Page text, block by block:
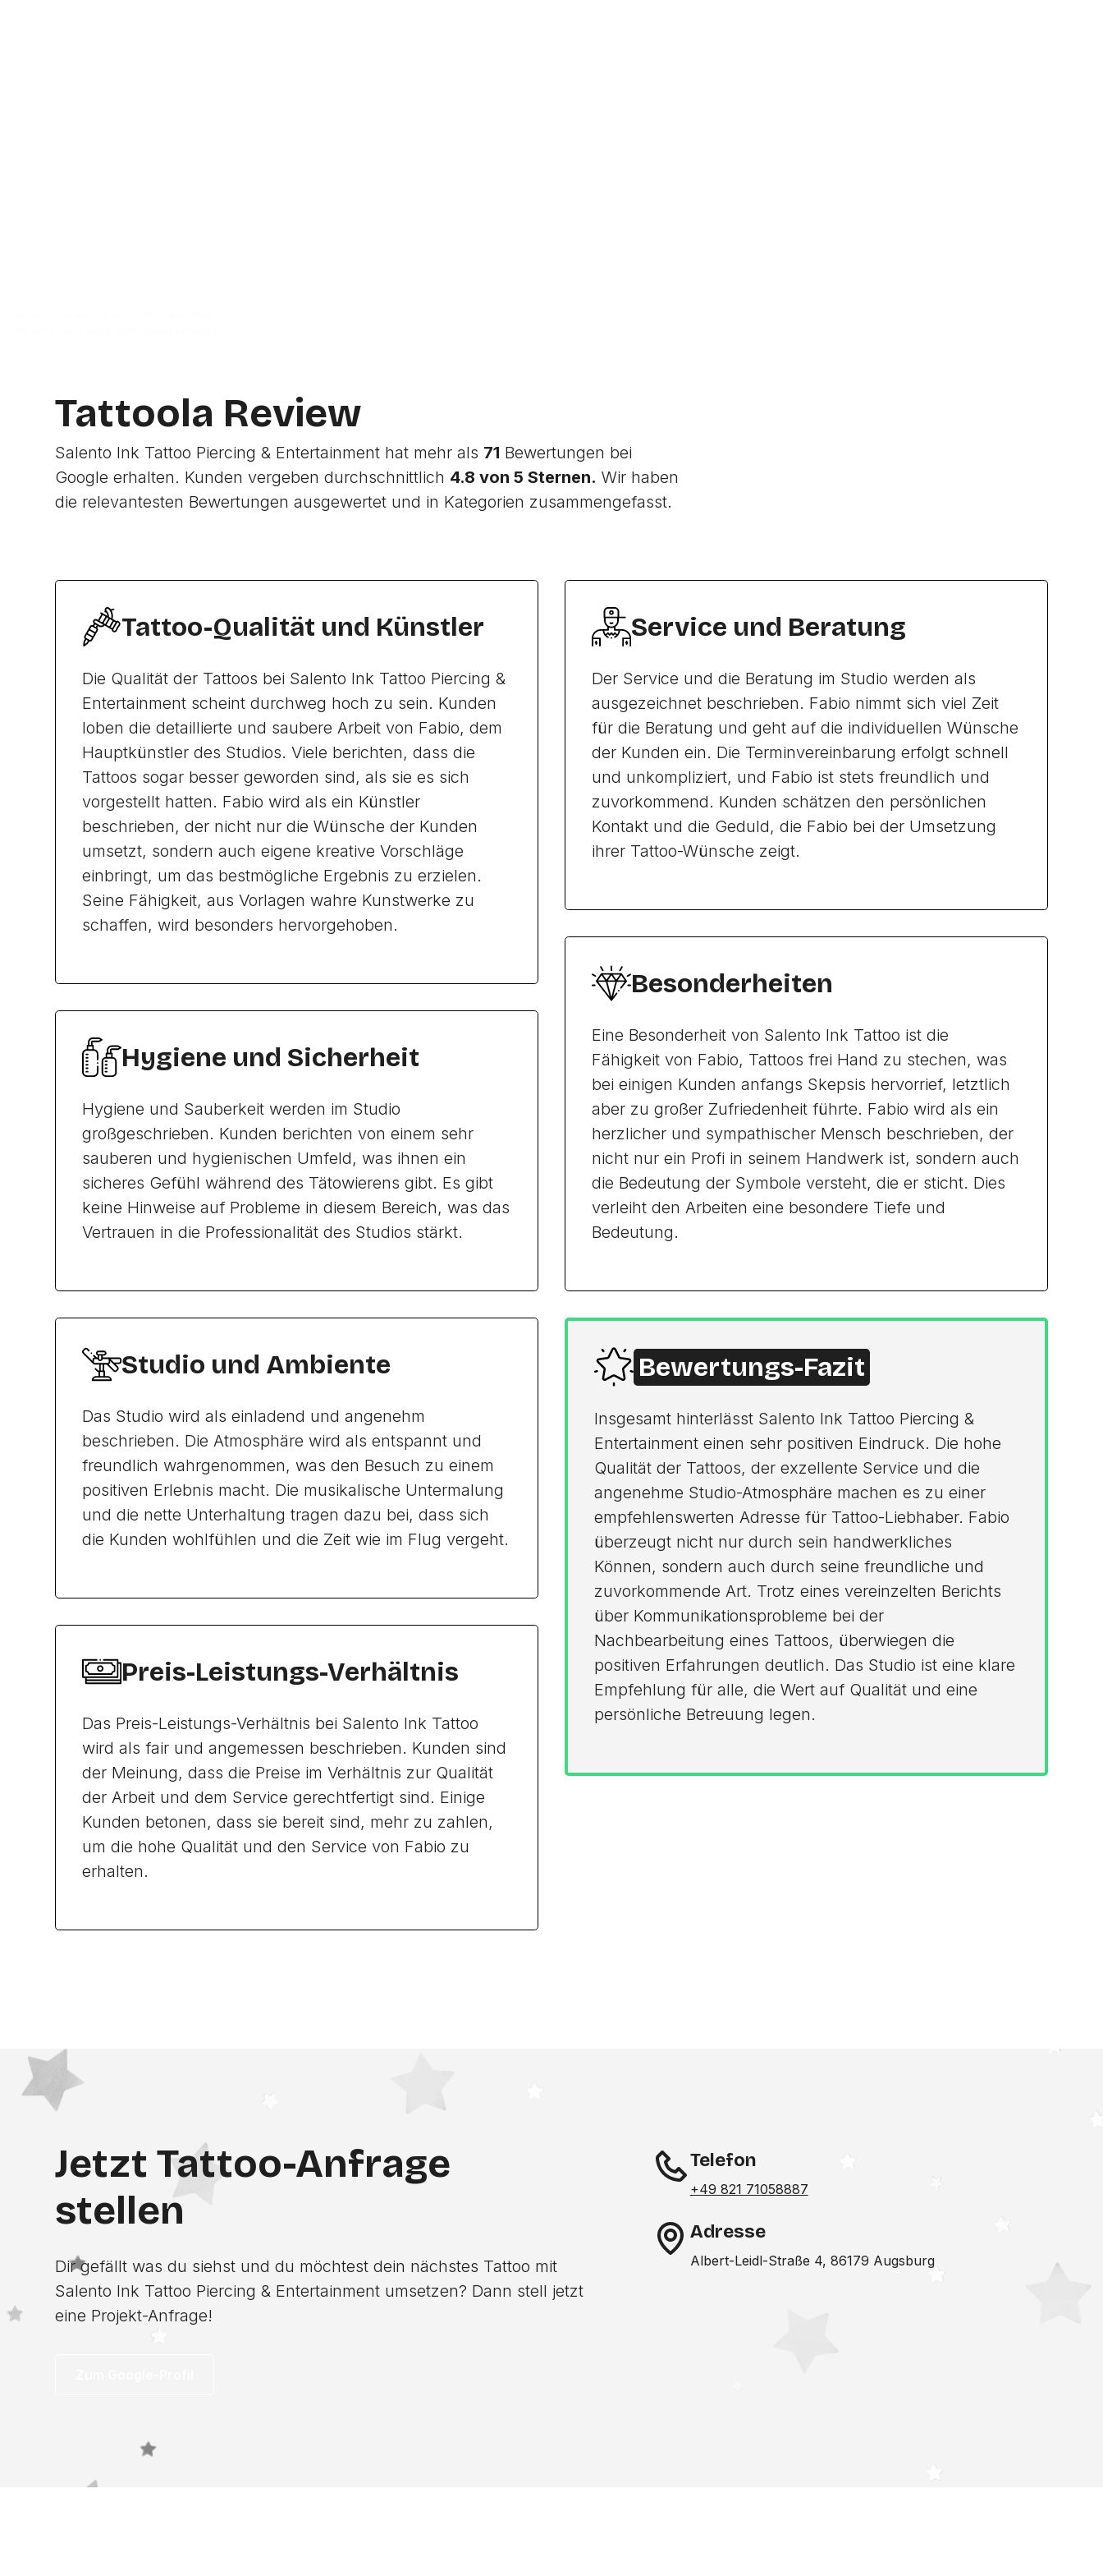
Tattoola Review
Salento Ink Tattoo Piercing & Entertainment hat mehr als 71 Bewertungen bei
Google erhalten. Kunden vergeben durchschnittlich 4.8 von 5 Sternen. Wir haben
die relevantesten Bewertungen ausgewertet und in Kategorien zusammengefasst.
Tattoo-Qualität und Künstler
Die Qualität der Tattoos bei Salento Ink Tattoo Piercing &
Entertainment scheint durchweg hoch zu sein. Kunden
loben die detaillierte und saubere Arbeit von Fabio, dem
Hauptkünstler des Studios. Viele berichten, dass die
Tattoos sogar besser geworden sind, als sie es sich
vorgestellt hatten. Fabio wird als ein Künstler
beschrieben, der nicht nur die Wünsche der Kunden
umsetzt, sondern auch eigene kreative Vorschläge
einbringt, um das bestmögliche Ergebnis zu erzielen.
Seine Fähigkeit, aus Vorlagen wahre Kunstwerke zu
schaffen, wird besonders hervorgehoben.
Hygiene und Sicherheit
Hygiene und Sauberkeit werden im Studio
großgeschrieben. Kunden berichten von einem sehr
sauberen und hygienischen Umfeld, was ihnen ein
sicheres Gefühl während des Tätowierens gibt. Es gibt
keine Hinweise auf Probleme in diesem Bereich, was das
Vertrauen in die Professionalität des Studios stärkt.
Studio und Ambiente
Das Studio wird als einladend und angenehm
beschrieben. Die Atmosphäre wird als entspannt und
freundlich wahrgenommen, was den Besuch zu einem
positiven Erlebnis macht. Die musikalische Untermalung
und die nette Unterhaltung tragen dazu bei, dass sich
die Kunden wohlfühlen und die Zeit wie im Flug vergeht.
Preis-Leistungs-Verhältnis
Das Preis-Leistungs-Verhältnis bei Salento Ink Tattoo
wird als fair und angemessen beschrieben. Kunden sind
der Meinung, dass die Preise im Verhältnis zur Qualität
der Arbeit und dem Service gerechtfertigt sind. Einige
Kunden betonen, dass sie bereit sind, mehr zu zahlen,
um die hohe Qualität und den Service von Fabio zu
erhalten.
Service und Beratung
Der Service und die Beratung im Studio werden als
ausgezeichnet beschrieben. Fabio nimmt sich viel Zeit
für die Beratung und geht auf die individuellen Wünsche
der Kunden ein. Die Terminvereinbarung erfolgt schnell
und unkompliziert, und Fabio ist stets freundlich und
zuvorkommend. Kunden schätzen den persönlichen
Kontakt und die Geduld, die Fabio bei der Umsetzung
ihrer Tattoo-Wünsche zeigt.
Besonderheiten
Eine Besonderheit von Salento Ink Tattoo ist die
Fähigkeit von Fabio, Tattoos frei Hand zu stechen, was
bei einigen Kunden anfangs Skepsis hervorrief, letztlich
aber zu großer Zufriedenheit führte. Fabio wird als ein
herzlicher und sympathischer Mensch beschrieben, der
nicht nur ein Profi in seinem Handwerk ist, sondern auch
die Bedeutung der Symbole versteht, die er sticht. Dies
verleiht den Arbeiten eine besondere Tiefe und
Bedeutung.
Bewertungs-Fazit
Insgesamt hinterlässt Salento Ink Tattoo Piercing &
Entertainment einen sehr positiven Eindruck. Die hohe
Qualität der Tattoos, der exzellente Service und die
angenehme Studio-Atmosphäre machen es zu einer
empfehlenswerten Adresse für Tattoo-Liebhaber. Fabio
überzeugt nicht nur durch sein handwerkliches
Können, sondern auch durch seine freundliche und
zuvorkommende Art. Trotz eines vereinzelten Berichts
über Kommunikationsprobleme bei der
Nachbearbeitung eines Tattoos, überwiegen die
positiven Erfahrungen deutlich. Das Studio ist eine klare
Empfehlung für alle, die Wert auf Qualität und eine
persönliche Betreuung legen.
Jetzt Tattoo-Anfrage
stellen
Dir gefällt was du siehst und du möchtest dein nächstes Tattoo mit
Salento Ink Tattoo Piercing & Entertainment umsetzen? Dann stell jetzt
eine Projekt-Anfrage!
Telefon
+49 821 71058887
Adresse
Albert-Leidl-Straße 4, 86179 Augsburg